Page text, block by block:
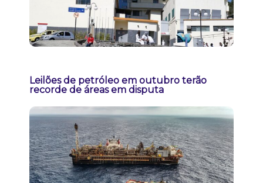
Leilões de petróleo em outubro terão
recorde de áreas em disputa